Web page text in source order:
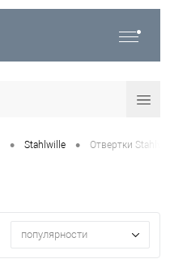
• Stahlwille • Отвертки
популярности